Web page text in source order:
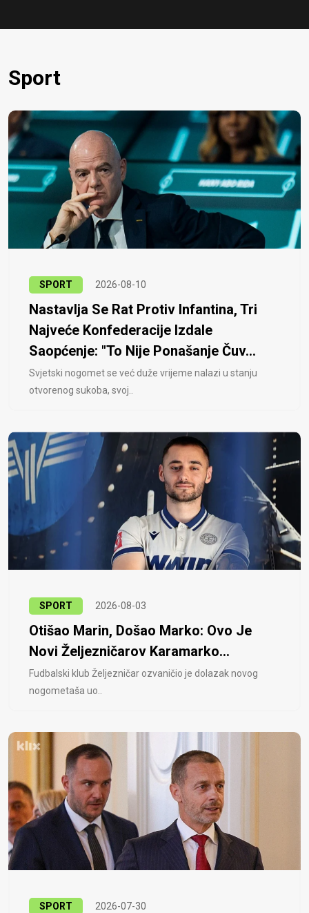
Sport
SPORT 2026-08-10
Nastavlja Se Rat Protiv Infantina, Tri
Najveće Konfederacije Izdale
Saopćenje: "To Nije Ponašanje Čuv...
Svjetski nogomet se već duže vrijeme nalazi u stanju
otvorenog sukoba, svoj..
SPORT 2026-08-03
Otišao Marin, Došao Marko: Ovo Je
Novi Željezničarov Karamarko...
Fudbalski klub Željezničar ozvaničio je dolazak novog
nogometaša uo..
SPORT 2026-07-30